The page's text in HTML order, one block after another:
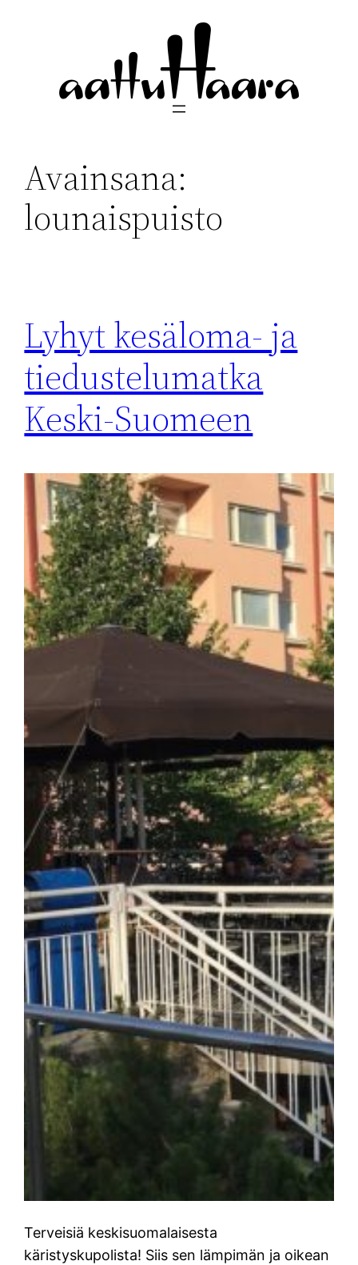
Avainsana:
lounaispuisto
Lyhyt kesäloma- ja
tiedustelumatka
Keski-Suomeen
Terveisiä keskisuomalaisesta
käristyskupolista! Siis sen lämpimän ja oikean